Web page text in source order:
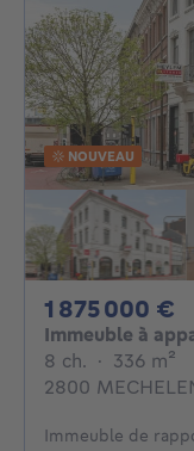
NOUVEAU
1 875 000 €
Immeuble à
8 ch. 8 chambres
· 336 m²
2800
Immeuble de